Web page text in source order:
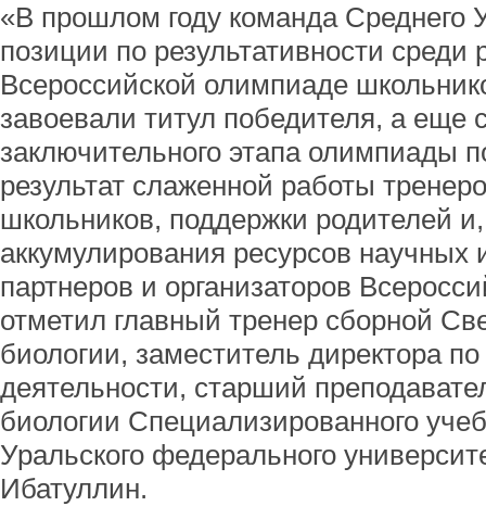
«В прошлом году команда Среднего
позиции по результативности среди
Всероссийской олимпиаде
завоевали титул победителя, а еще
заключительного этапа олимпиады
результат слаженной работы
школьников, поддержки родителей
аккумулирования ресурсов научных
партнеров и организаторов
отметил главный тренер сборной
биологии, заместитель директора
деятельности, старший
биологии Специализированного
Уральского федерального
Ибатуллин.